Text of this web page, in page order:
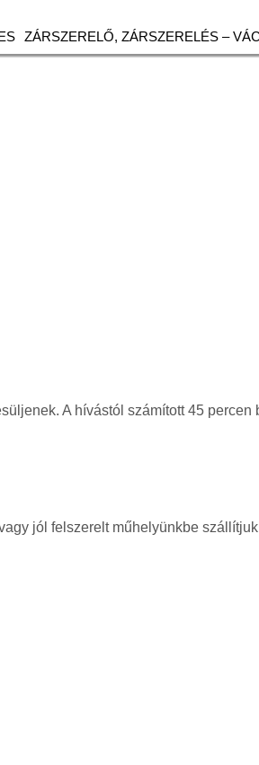
ZÁRSZERELŐ, ZÁRSZERELÉS –
A hívástól számított 45
jól felszerelt műhelyünkbe